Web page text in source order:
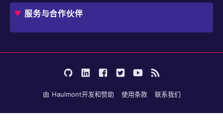
企业架构师
用户案例
内部工作流自动化
选择 Jmix
开始使用
学习
服务与合作伙伴
培训
由 Haulmont开发和赞助 使用条款 联系我们